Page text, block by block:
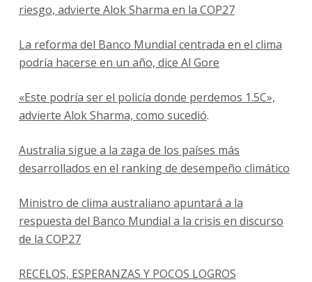
riesgo, advierte Alok Sharma en la COP27
La reforma del Banco Mundial centrada en el clima
podría hacerse en un año, dice Al Gore
«Este podría ser el policía donde perdemos 1.5C»,
advierte Alok Sharma, como sucedió.
Australia sigue a la zaga de los países más
desarrollados en el ranking de desempeño climático
Ministro de clima australiano apuntará a la
respuesta del Banco Mundial a la crisis en discurso
de la COP27
RECELOS, ESPERANZAS Y POCOS LOGROS